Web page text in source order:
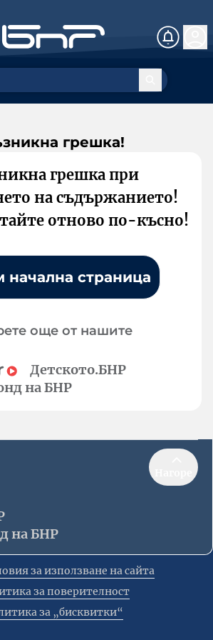
грешка!
грешка при
на съдържанието!
отново по-късно!
начална страница
още от нашите
Детското.БНР
на БНР
на БНР
за използване на сайта
за поверителност
за „бисквитки“